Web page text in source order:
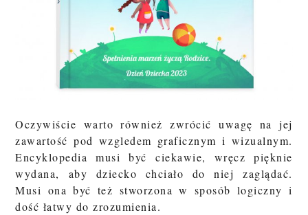
Oczywiście warto również zwrócić uwagę na jej
zawartość pod wzgledem graficznym i wizualnym.
Encyklopedia musi być ciekawie, wręcz pięknie
wydana, aby dziecko chciało do niej zaglądać.
Musi ona być też stworzona w sposób logiczny i
dość łatwy do zrozumienia.